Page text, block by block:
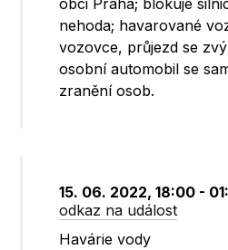
obci Praha; blokuje
nehoda; havarované
vozovce, průjezd se
osobní automobil se
zranění osob.
15. 06. 2022, 18:00 -
odkaz na událost
Havárie vody